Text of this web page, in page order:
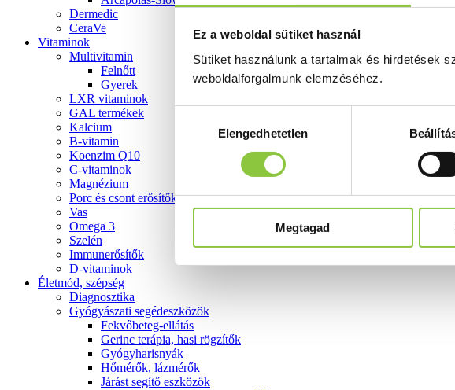
Ez a weboldal sütiket használ
Sütiket használunk a tartalmak és hirdetések
weboldalforgalmunk elemzéséhez.
kiválasztásaElengedhetetlen
Megtagad
Dermedic
CeraVe
Vitaminok
Multivitamin
Felnőtt
Gyerek
LXR vitaminok
GAL termékek
Kalcium
B-vitamin
Koenzim Q10
C-vitaminok
Magnézium
Porc és csont erősítők
Vas
Omega 3
Szelén
Immunerősítők
D-vitaminok
Életmód, szépség
Diagnosztika
Gyógyászati segédeszközök
Fekvőbeteg-ellátás
Gerinc terápia, hasi rögzítők
Gyógyharisnyák
Hőmérők, lázmérők
Járást segítő eszközök